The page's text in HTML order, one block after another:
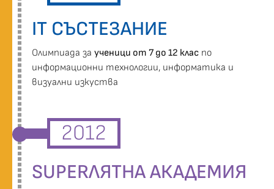
IT СЪСТЕЗАНИЕ
Oлимпиада за ученици от 7 до 12 клас по
информационни технологии, информатика и
визуални изкуства
2012
SUPERЛЯТНА АКАДЕМИЯ